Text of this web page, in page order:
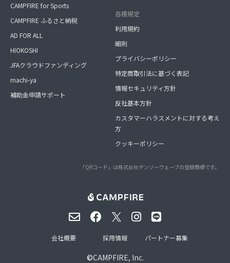
CAMPFIRE for Sports
CAMPFIRE ふるさと納税
AD FOR ALL
HIOKOSHI
JFAクラウドファンディング
machi-ya
補助金申請サポート
各種規定
利用規約
細則
プライバシーポリシー
特定商取引法に基づく表記
情報セキュリティ方針
反社基本方針
カスタマーハラスメントに対する考え
方
クッキーポリシー
「QRコード」は株式会社デンソーウェーブの登録商標です。
©CAMPFIRE, Inc.
会社概要 採用情報 パートナー募集